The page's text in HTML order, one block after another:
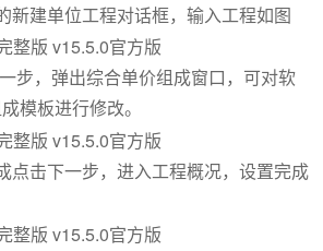
新建单位工程对话框，输入工程如图
步，弹出综合单价组成窗口，可对软
模板进行修改。
点击下一步，进入工程概况，设置完成